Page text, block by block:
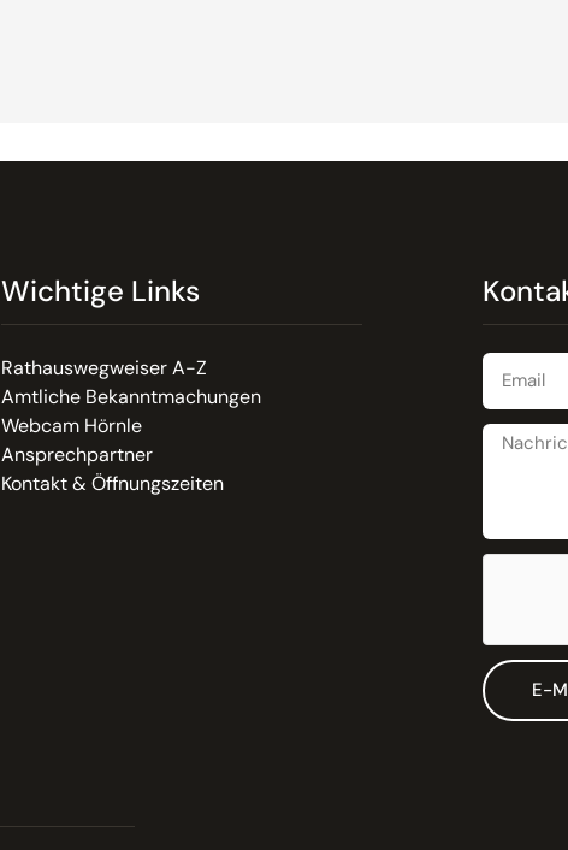
Wichtige Links
Rathauswegweiser A-Z
Amtliche Bekanntmachungen
Webcam Hörnle
Ansprechpartner
Kontakt & Öffnungszeiten
E-